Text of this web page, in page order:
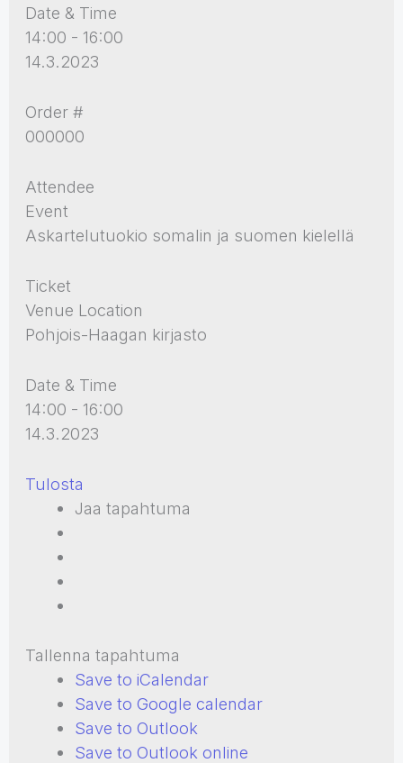
Date & Time
14:00 - 16:00
14.3.2023
Order #
000000
Attendee
Event
Askartelutuokio somalin ja suomen kielellä
Ticket
Venue Location
Pohjois-Haagan kirjasto
Date & Time
14:00 - 16:00
14.3.2023
Tulosta
Jaa tapahtuma
Tallenna tapahtuma
Save to iCalendar
Save to Google calendar
Save to Outlook
Save to Outlook online